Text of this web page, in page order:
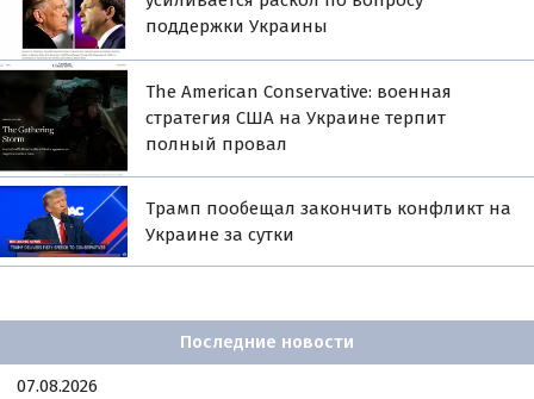
поддержки Украины
The American Conservative: военная
стратегия США на Украине терпит
полный провал
Трамп пообещал закончить конфликт на
Украине за сутки
Последние новости
07.08.2026